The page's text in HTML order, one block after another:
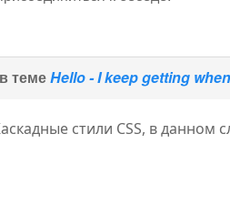
темеHello - I keep getting
стили CSS, в